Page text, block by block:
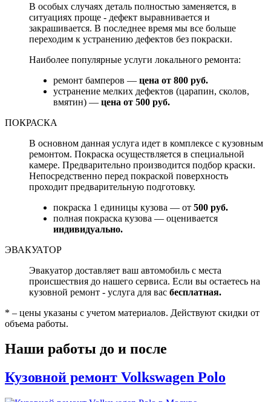
В особых случаях деталь полностью заменяется, в
ситуациях проще - дефект выравнивается и
закрашивается. В последнее время мы все больше
переходим к устранению дефектов без покраски.
Наиболее популярные услуги локального ремонта:
ремонт бамперов — цена от 800 руб.
устранение мелких дефектов (царапин, сколов,
вмятин) — цена от 500 руб.
ПОКРАСКА
В основном данная услуга идет в комплексе с кузовным
ремонтом. Покраска осуществляется в специальной
камере. Предварительно производится подбор краски.
Непосредственно перед покраской поверхность
проходит предварительную подготовку.
покраска 1 единицы кузова — от 500 руб.
полная покраска кузова — оценивается
индивидуально.
ЭВАКУАТОР
Эвакуатор доставляет ваш автомобиль с места
происшествия до нашего сервиса. Если вы остаетесь на
кузовной ремонт - услуга для вас бесплатная.
* – цены указаны с учетом материалов. Действуют скидки от
объема работы.
Наши работы до и после
Кузовной ремонт Volkswagen Polo